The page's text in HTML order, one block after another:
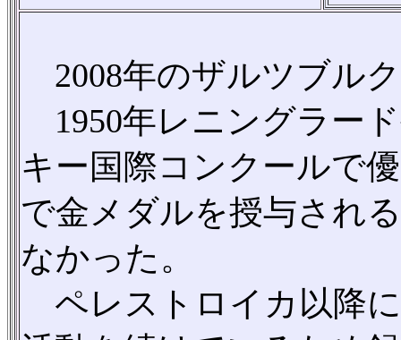
2008年のザルツブル
1950年レニングラー
キー国際コンクールで
で金メダルを授与され
なかった。
ペレストロイカ以降